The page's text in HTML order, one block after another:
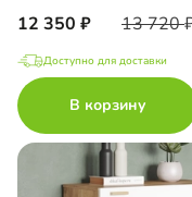
12 350 13 720
Доступно для доставки
В корзину